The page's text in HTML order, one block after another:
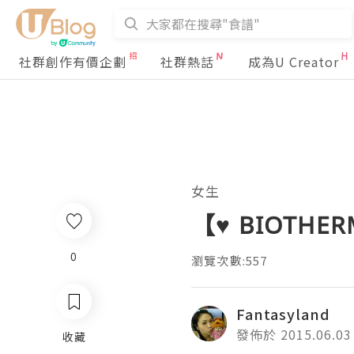
社群創作有價企劃 社群熱話 成為U Creator
0
收藏
女生
【♥
瀏覽次數:557
Fantasyland
發佈於 2015.06.03